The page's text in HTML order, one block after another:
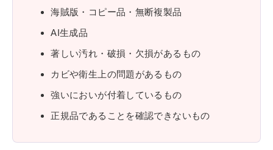
海賊版・コピー品・無断複製品
AI生成品
著しい汚れ・破損・欠損があるもの
カビや衛生上の問題があるもの
強いにおいが付着しているもの
正規品であることを確認できないもの